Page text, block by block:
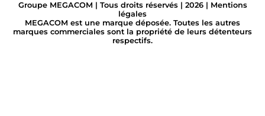
Groupe MEGACOM | Tous droits réservés | 2026 | Mentions
légales
MEGACOM est une marque déposée. Toutes les autres
marques commerciales sont la propriété de leurs détenteurs
respectifs.